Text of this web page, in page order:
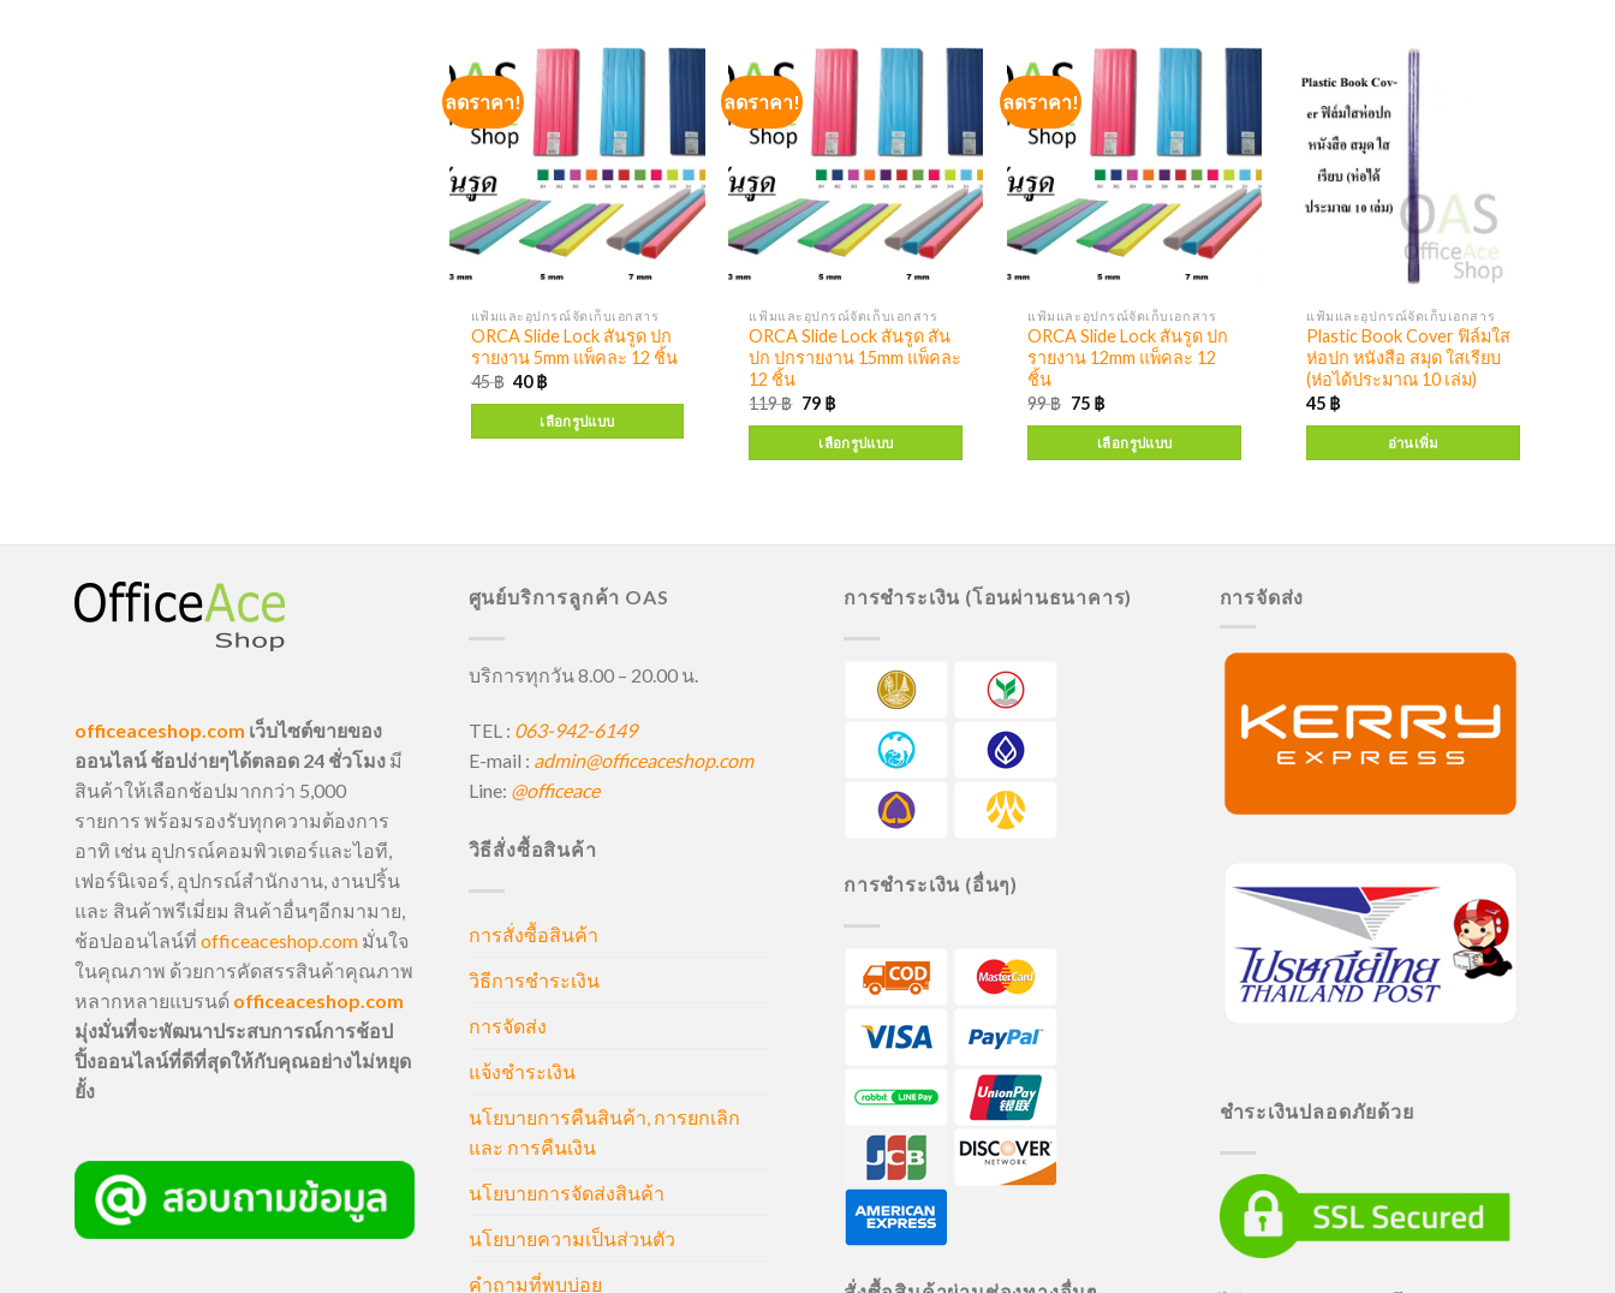
ลดราคา!
แฟ้มและอุปกรณ์จัดเก็บเอกสาร
ORCA Slide Lock สันรูด ปก
รายงาน 12mm แพ็คละ 12
ชิ้น
99฿ 75 ฿
เลือกรูปแบบ
ลดราคา!
แฟ้มและอุปกรณ์จัดเก็บเอกสาร
ORCA Slide Lock สันรูด ปก
รายงาน 5mm แพ็คละ 12 ชิ้น
45฿ 40฿
เลือกรูปแบบ
ลดราคา!
แฟ้มและอุปกรณ์จัดเก็บเอกสาร
ORCA Slide Lock สันรูด สัน
ปก ปกรายงาน 15mm แพ็คละ
12 ชิ้น
119฿ 79 ฿
เลือกรูปแบบ
แฟ้มและอุปกรณ์จัดเก็บเอกสาร
Plastic Book Cover ฟิล์มใส
ห่อปก หนังสือ สมุด ใสเรียบ
(ห่อได้ประมาณ 10 เล่ม)
45 ฿
อ่านเพิ่ม
officeaceshop.com เว็บไซต์ขายของ
ออนไลน์ ช้อปง่ายๆได้ตลอด 24 ชั่วโมง มี
สินค้าให้เลือกช้อปมากกว่า 5,000
รายการ พร้อมรองรับทุกความต้องการ
อาทิ เช่น อุปกรณ์คอมพิวเตอร์และไอที,
เฟอร์นิเจอร์, อุปกรณ์สำนักงาน, งานปริ้น
และ สินค้าพรีเมี่ยม สินค้าอื่นๆอีกมามาย,
ช้อปออนไลน์ที่ officeaceshop.com มั่นใจ
ในคุณภาพ ด้วยการคัดสรรสินค้าคุณภาพ
หลากหลายแบรนด์ officeaceshop.com
มุ่งมั่นที่จะพัฒนาประสบการณ์การช้อป
ปิ้งออนไลน์ที่ดีที่สุดให้กับคุณอย่างไม่หยุด
ยั้ง
ศูนย์บริการลูกค้า OAS
บริการทุกวัน 8.00 – 20.00 น.
TEL : 063-942-6149
E-mail : admin@officeaceshop.com
Line: @officeace
วิธีสั่งซื้อสินค้า
การสั่งซื้อสินค้า
วิธีการชำระเงิน
การจัดส่ง
แจ้งชำระเงิน
นโยบายการคืนสินค้า, การยกเลิก
และ การคืนเงิน
นโยบายการจัดส่งสินค้า
นโยบายความเป็นส่วนตัว
คำถามที่พบบ่อย
การชำระเงิน (โอนผ่านธนาคาร)
การชำระเงิน (อื่นๆ)
การจัดส่ง
ชำระเงินปลอดภัยด้วย